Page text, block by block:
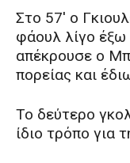
Στο 57′ ο
φάουλ λίγο έξω
απέκρουσε ο
πορείας και
Το δεύτερο
ίδιο τρόπο για